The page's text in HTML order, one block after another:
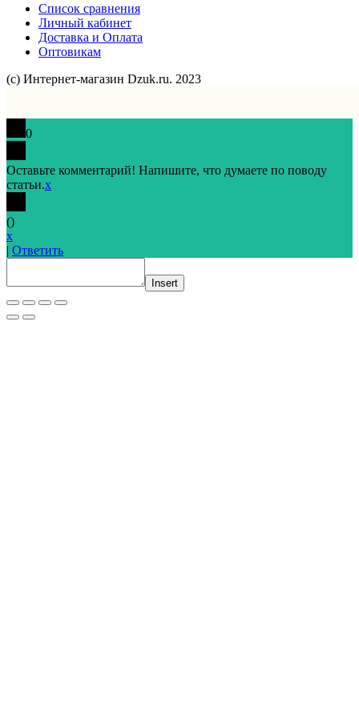
Список сравнения
Личный кабинет
Доставка и Оплата
Оптовикам
(с) Интернет-магазин Dzuk.ru. 2023
0
Оставьте комментарий! Напишите, что думаете по поводу
статьи.x
()
x
| Ответить
Insert